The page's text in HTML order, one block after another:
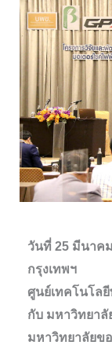
วันที่ 25 มีนาค
กรุงเทพฯ
ศูนย์เทคโนโล
กับ มหาวิทยาลั
มหาวิทยาลัยข